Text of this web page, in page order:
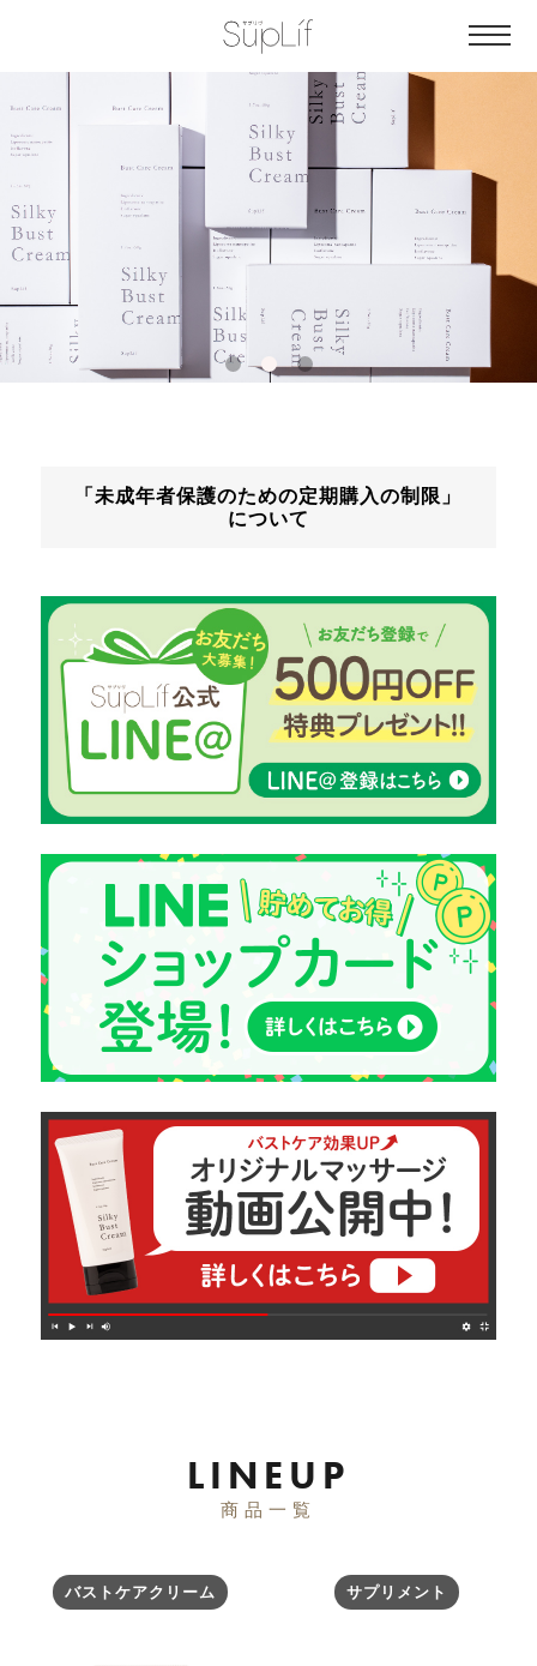
「未成年者保護のための定期購入の制限」
について
LINEUP
商品一覧
バストケアクリーム サプリメント